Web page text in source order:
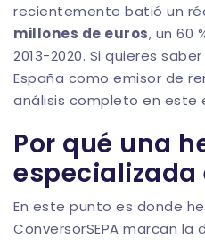
recientemente batió un
millones de euros, un 60
2013-2020. Si quieres
España como emisor de
análisis completo en este
Por qué una
especializada
En este punto es donde
ConversorSEPA marcan la